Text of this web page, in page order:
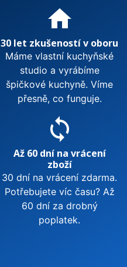
home
30 let zkušeností v oboru
Máme vlastní kuchyňské
studio a vyrábíme
špičkové kuchyně. Víme
přesně, co funguje.
sync
Až 60 dní na vrácení
zboží
30 dní na vrácení zdarma.
Potřebujete víc času? Až
60 dní za drobný
poplatek.